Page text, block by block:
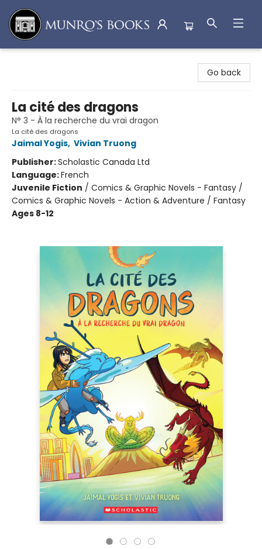
Go back
La cité des dragons
N° 3 - À la recherche du vrai dragon
La cité des dragons
Jaimal Yogis, Vivian Truong
Publisher:Scholastic Canada Ltd
Language:French
Juvenile Fiction / Comics & Graphic Novels - Fantasy /
Comics & Graphic Novels - Action & Adventure / Fantasy
Ages 8-12